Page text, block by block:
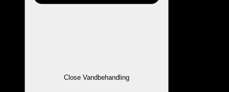
Close Vandbehandling